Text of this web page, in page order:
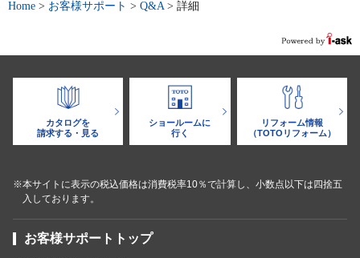
Home > お客様サポート > Q&A > 詳細
カタログを
請求する・見る
ショールームに
行く
リフォーム情報
（TOTOリフォーム）
※本サイトに表示の税込価格は消費税率10％で計算し、小数点以下は四捨五
入しております。
お客様サポートトップ